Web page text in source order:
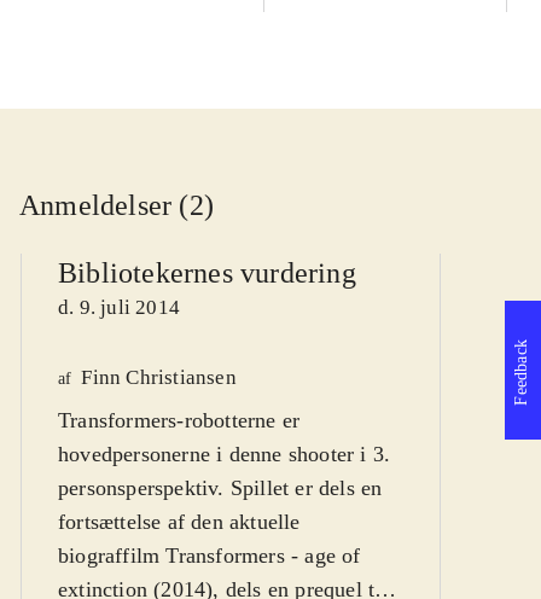
Anmeldelser (2)
Bibliotekernes vurdering
d. 9. juli 2014
af Finn Christiansen
Transformers-robotterne er
hovedpersonerne i denne shooter i 3.
personsperspektiv. Spillet er dels en
fortsættelse af den aktuelle
biograffilm Transformers - age of
extinction (2014), dels en prequel til
af
Feedback